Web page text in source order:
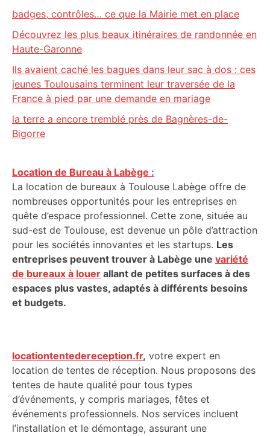
badges, contrôles… ce que la Mairie met en place
Découvrez les plus beaux itinéraires de randonnée en
Haute-Garonne
Ils avaient caché les bagues dans leur sac à dos : ces
jeunes Toulousains terminent leur traversée de la
France à pied par une demande en mariage
la terre a encore tremblé près de Bagnères-de-
Bigorre
Location de Bureau à Labège :
La location de bureaux à Toulouse Labège offre de
nombreuses opportunités pour les entreprises en
quête d’espace professionnel. Cette zone, située au
sud-est de Toulouse, est devenue un pôle d’attraction
pour les sociétés innovantes et les startups. Les
entreprises peuvent trouver à Labège une variété
de bureaux à louer allant de petites surfaces à des
espaces plus vastes, adaptés à différents besoins
et budgets.
locationtentedereception.fr, votre expert en
location de tentes de réception. Nous proposons des
tentes de haute qualité pour tous types
d’événements, y compris mariages, fêtes et
événements professionnels. Nos services incluent
l’installation et le démontage, assurant une